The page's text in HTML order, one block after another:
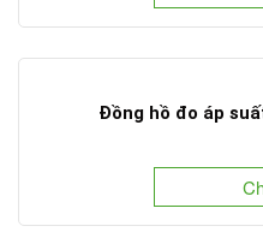
Đồng hồ đo áp